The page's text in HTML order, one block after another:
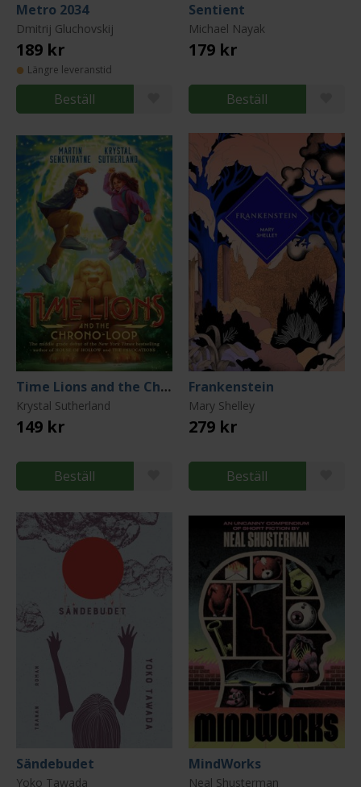
Metro 2034
Dmitrij Gluchovskij
189 kr
Längre leveranstid
Beställ
Sentient
Michael Nayak
179 kr
Beställ
Time Lions and the Chrono-Loop
Krystal Sutherland
149 kr
Beställ
Frankenstein
Mary Shelley
279 kr
Beställ
Sändebudet
Yoko Tawada
MindWorks
Neal Shusterman